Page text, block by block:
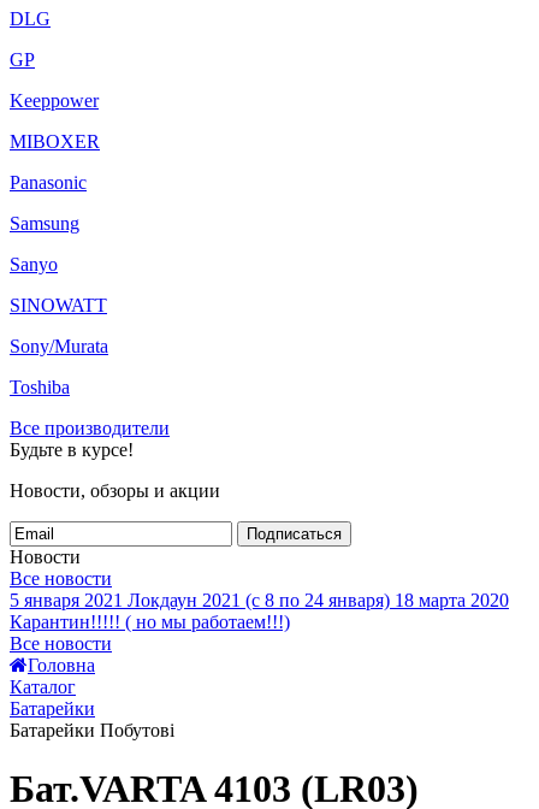
DLG
GP
Keeppower
MIBOXER
Panasonic
Samsung
Sanyo
SINOWATT
Sony/Murata
Toshiba
Все производители
Будьте в курсе!
Новости, обзоры и акции
Подписаться
Новости
Все новости
5 января 2021 Локдаун 2021 (с 8 по 24 января) 18 марта 2020
Карантин!!!!! ( но мы работаем!!!)
Все новости
Головна
Каталог
Батарейки
Батарейки Побутові
Бат.VARTA 4103 (LR03)